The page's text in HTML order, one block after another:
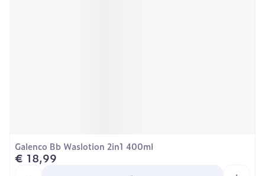
Galenco Bb Waslotion 2in1 400ml
€ 18,99